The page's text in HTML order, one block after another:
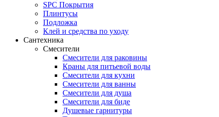
SPC Покрытия
Плинтусы
Подложка
Клей и средства по уходу
Сантехника
Смесители
Смесители для раковины
Краны для питьевой воды
Смесители для кухни
Смесители для ванны
Смесители для душа
Смесители для биде
Душевые гарнитуры